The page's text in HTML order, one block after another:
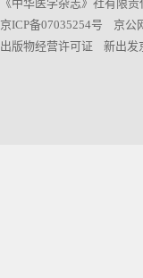
《中华医学杂志》社有限
京ICP备07035254号 京公
出版物经营许可证 新出